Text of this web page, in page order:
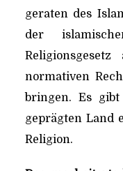
geraten des
der
normativen
bringen. Es
geprägten Land
Religion.